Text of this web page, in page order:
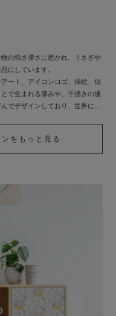
の強さ儚さに惹かれ、うさぎや
にしています。
ート、アイコンロゴ、挿絵、似
で生まれる滲みや、手描きの優
でデザインしており、世界にひ
に。カラフルで彩りのある心豊
に。
をもっと見る